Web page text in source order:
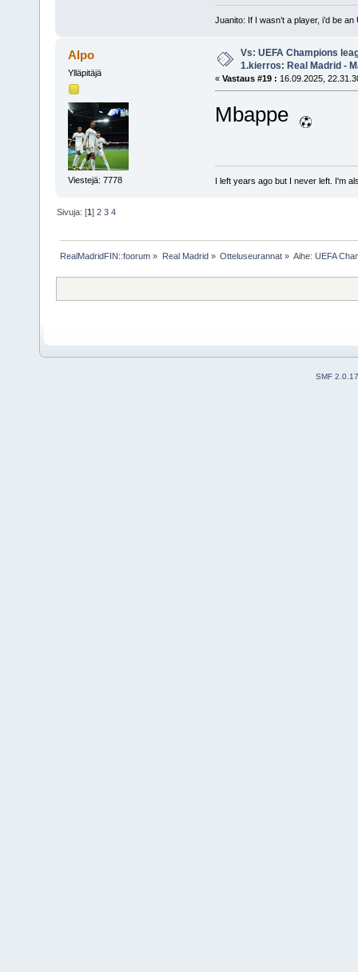
Juanito: If I wasn’t a player, i’d be an
Alpo
Ylläpitäjä
Viestejä: 7778
Vs: UEFA Champions
1.kierros: Real Madrid -
« Vastaus #19 : 16.09.2025,
Mbappe
I left years ago but I never left. I'm
Sivuja: [1]2 3 4
RealMadridFIN::foorum » Real Madrid» Otteluseurannat» Aihe:UEFA
SMF 2.0.17